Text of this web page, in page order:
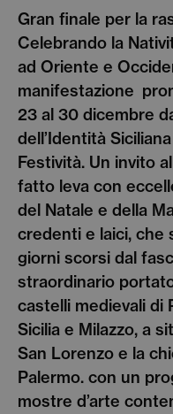
Gran finale per la
Celebrando la
ad Oriente e
manifestazione
23 al 30 dicembre
dell’Identità
Festività. Un invito
fatto leva con
del Natale e della
credenti e laici, che
giorni scorsi dal
straordinario
castelli medievali di
Sicilia e Milazzo, a
San Lorenzo e la
Palermo. con un
mostre d’arte